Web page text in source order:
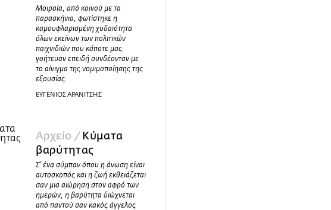
Μοιραία, από κοινού με τα
παρασκήνια, φωτίστηκε η
καμουφλαρισμένη χυδαιότητα
όλων εκείνων των πολιτικών
παιχνιδιών που κάποτε μας
γοήτευαν επειδή συνδέονταν με
το αίνιγμα της νομιμοποίησης της
εξουσίας.
ΕΥΓΕΝΙΟΣ ΑΡΑΝΙΤΣΗΣ
Αρχείο / Κύματα
βαρύτητας
Σ' ένα σύμπαν όπου η άνωση είναι
αυτοσκοπός και η ζωή εκθειάζεται
σαν μια αιώρηση στον αφρό των
ημερών, η βαρύτητα διώχνεται
από παντού σαν κακός άγγελος